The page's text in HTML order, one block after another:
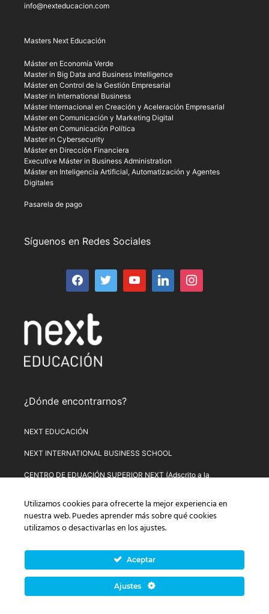
info@nexteducacion.com
Masters Next Educación
Máster en Economía Verde
Master in Big Data and Business Intelligence
Máster en Control de la Gestión Empresarial
Master in International Business
Máster Internacional en Creación y Aceleración Empresarial
Máster en Comunicación y Marketing Digital
Máster en Comunicación Política
Master in Cybersecurity
Máster en Dirección Financiera
Executive Máster in Business Administration
Máster en Inteligencia Artificial, Automatización y Agentes
Digitales
Pasarela de pago
Síguenos en Redes Sociales
¿Dónde encontrarnos?
NEXT EDUCACIÓN
NEXT INTERNATIONAL BUSINESS SCHOOL
CENTRO DE EDUACIÓN SUPERIOR NEXT (Adscrito a la
PLATAFORMA DE FORMACIÓN NEXT
Aviso Legal–Política de Privacidad–Términos y condiciones de
Formulario de Desistimiento
© Copyright 2026 Next Educación, S.L. | CIF: B-67803114 |
Todos los derechos reservados | C/ Alsasua, 16. 28023
Utilizamos cookies para ofrecerte la mejor experiencia en
nuestra web. Puedes aprender más sobre qué cookies
utilizamos o desactivarlas en losajustes.
Aceptar
Ajustes